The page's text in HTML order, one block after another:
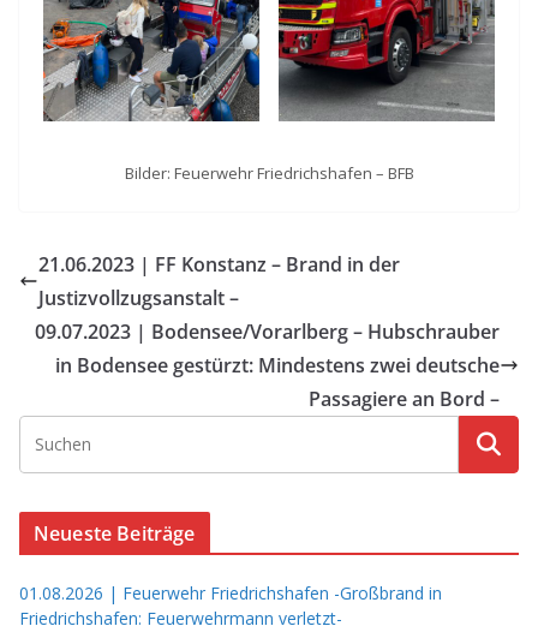
Bilder: Feuerwehr Friedrichshafen – BFB
21.06.2023 | FF Konstanz – Brand in der
Justizvollzugsanstalt –
09.07.2023 | Bodensee/Vorarlberg – Hubschrauber
in Bodensee gestürzt: Mindestens zwei deutsche
Passagiere an Bord –
Neueste Beiträge
01.08.2026 | Feuerwehr Friedrichshafen -Großbrand in
Friedrichshafen: Feuerwehrmann verletzt-